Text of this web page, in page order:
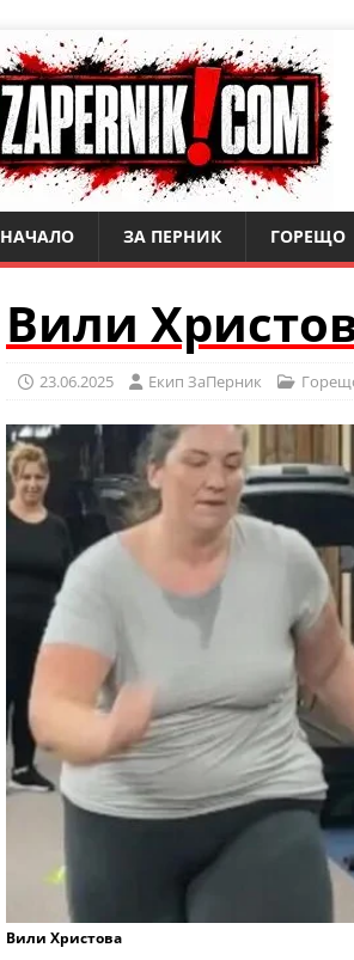
НАЧАЛО ЗА ПЕРНИК ГОРЕЩО
Вили
23.06.2025 Eкип ЗаПерник
Вили Христова